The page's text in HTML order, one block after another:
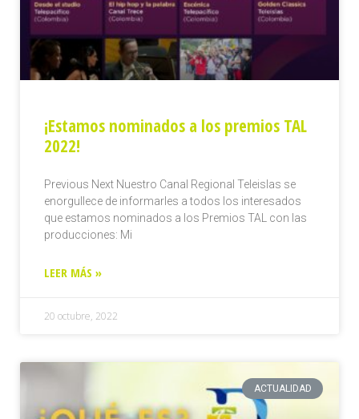
¡Estamos nominados a los premios TAL
2022!
Previous Next Nuestro Canal Regional Teleislas se
enorgullece de informarles a todos los interesados
que estamos nominados a los Premios TAL con las
producciones: Mi
LEER MÁS »
20 octubre, 2022
ACTUALIDAD